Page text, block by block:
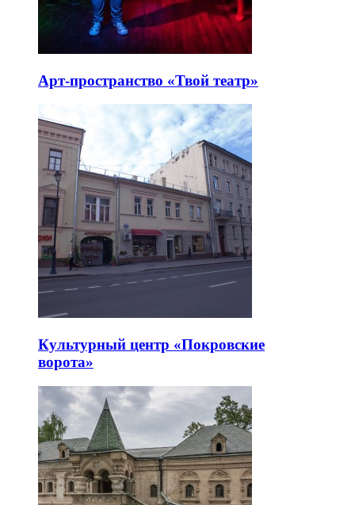
Арт-пространство «Твой театр»
Культурный центр «Покровские
ворота»